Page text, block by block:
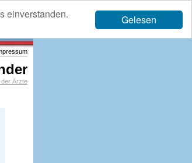
Gelesen
einverstanden.
der Ärzte